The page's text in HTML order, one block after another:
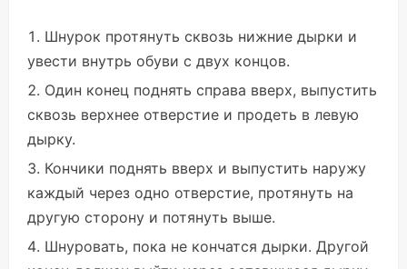
Шнурок протянуть сквозь нижние дырки и
увести внутрь обуви с двух концов.
Один конец поднять справа вверх, выпустить
сквозь верхнее отверстие и продеть в левую
дырку.
Кончики поднять вверх и выпустить наружу
каждый через одно отверстие, протянуть на
другую сторону и потянуть выше.
Шнуровать, пока не кончатся дырки. Другой